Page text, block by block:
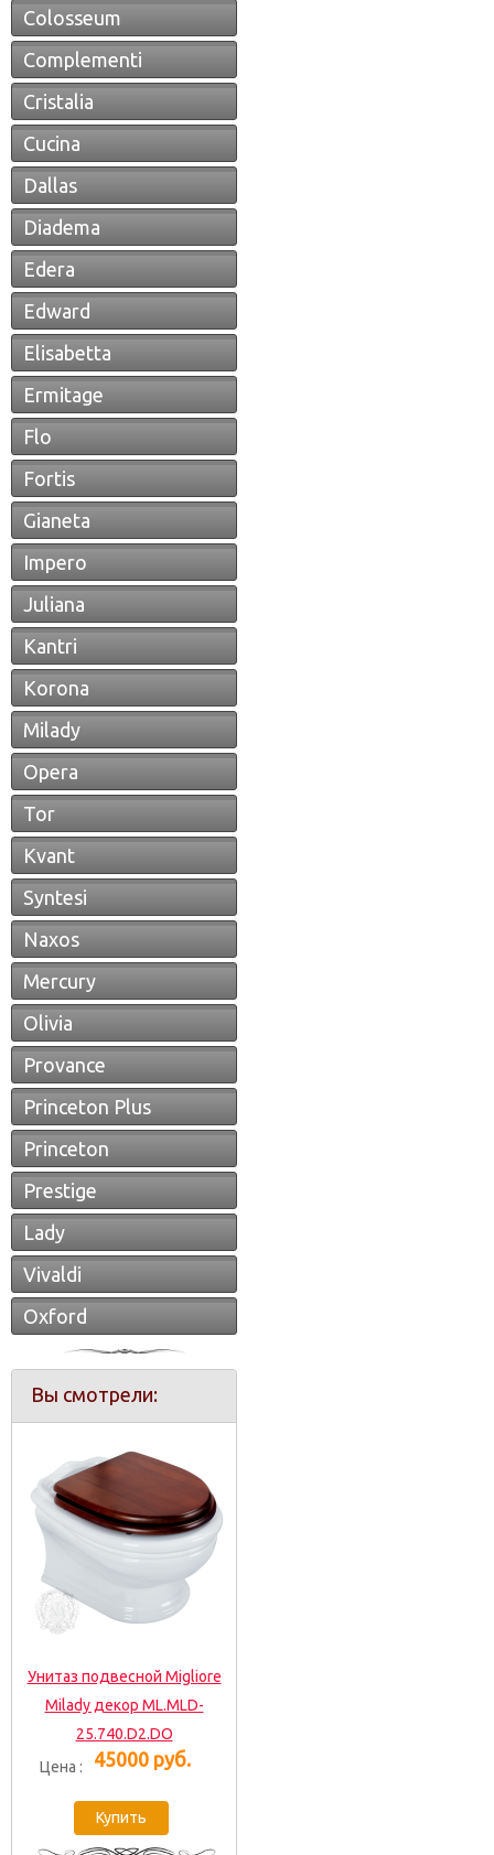
Colosseum
Complementi
Cristalia
Cucina
Dallas
Diadema
Edera
Edward
Elisabetta
Ermitage
Flo
Fortis
Gianeta
Impero
Juliana
Kantri
Korona
Milady
Opera
Tor
Kvant
Syntesi
Naxos
Mercury
Olivia
Provance
Princeton Plus
Princeton
Prestige
Lady
Vivaldi
Oxford
Вы смотрели:
Унитаз подвесной Migliore
Milady декор ML.MLD-
25.740.D2.DO
Цена :
45000 руб.